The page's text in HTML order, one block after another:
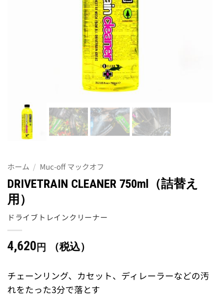
ホーム / Muc-off マックオフ
DRIVETRAIN CLEANER 750ml（詰替え
用）
ドライブトレインクリーナー
4,620 円 （税込）
チェーンリング、カセット、ディレーラーなどの汚
れをたった3分で落とす